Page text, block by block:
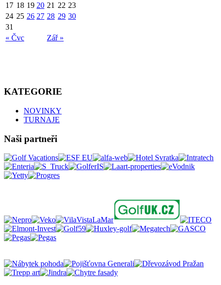
« Čvc Zář »
17 18 19 20 21 22 23
24 25 26 27 28 29 30
31
KATEGORIE
NOVINKY
TURNAJE
Naši partneři